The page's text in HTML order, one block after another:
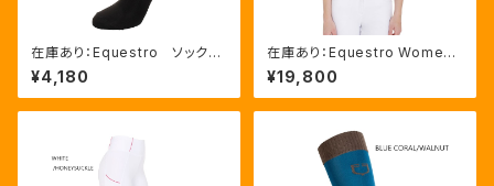
在庫あり：Equestro ソック
ス イタリアンフラッグ ３色
（ETU00012）
¥4,180
在庫あり：Equestro Wome
n's スリムフィット プリーツ
競技用シャツ ベージュ、薄ピン
ク 、ネイビー ３色（ETW0003
¥19,800